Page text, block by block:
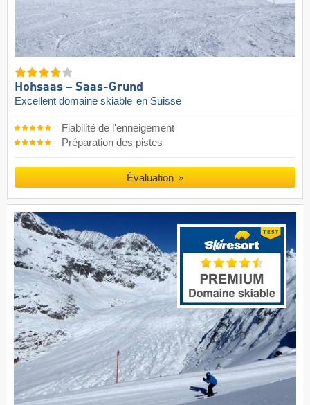
Hohsaas – Saas-Grund
Excellent domaine skiable en Suisse
Fiabilité de l'enneigement
Préparation des pistes
Évaluation